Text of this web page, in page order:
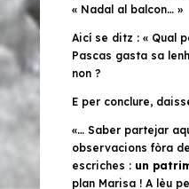
« Nadal al balcon… »
Aicí se ditz : « Qual
Pascas gasta sa
non ?
E per conclure,
«… Saber partejar
observacions fòra
escriches : un
plan Marisa ! A lèu